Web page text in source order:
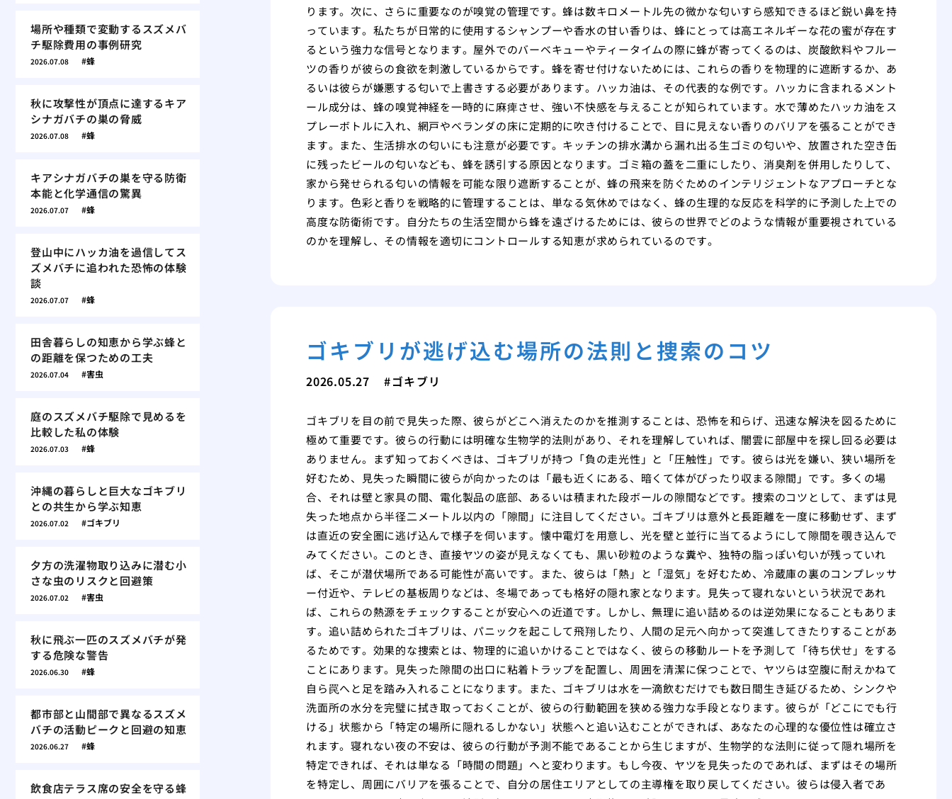
ります。次に、さらに重要なのが嗅覚の管理です。蜂は数キロメートル先の微かな匂いすら感知できるほど鋭い鼻を持
っています。私たちが日常的に使用するシャンプーや香水の甘い香りは、蜂にとっては高エネルギーな花の蜜が存在す
るという強力な信号となります。屋外でのバーベキューやティータイムの際に蜂が寄ってくるのは、炭酸飲料やフルー
ツの香りが彼らの食欲を刺激しているからです。蜂を寄せ付けないためには、これらの香りを物理的に遮断するか、あ
るいは彼らが嫌悪する匂いで上書きする必要があります。ハッカ油は、その代表的な例です。ハッカに含まれるメント
ール成分は、蜂の嗅覚神経を一時的に麻痺させ、強い不快感を与えることが知られています。水で薄めたハッカ油をス
プレーボトルに入れ、網戸やベランダの床に定期的に吹き付けることで、目に見えない香りのバリアを張ることができ
ます。また、生活排水の匂いにも注意が必要です。キッチンの排水溝から漏れ出る生ゴミの匂いや、放置された空き缶
に残ったビールの匂いなども、蜂を誘引する原因となります。ゴミ箱の蓋を二重にしたり、消臭剤を併用したりして、
家から発せられる匂いの情報を可能な限り遮断することが、蜂の飛来を防ぐためのインテリジェントなアプローチとな
ります。色彩と香りを戦略的に管理することは、単なる気休めではなく、蜂の生理的な反応を科学的に予測した上での
高度な防衛術です。自分たちの生活空間から蜂を遠ざけるためには、彼らの世界でどのような情報が重要視されている
のかを理解し、その情報を適切にコントロールする知恵が求められているのです。
ゴキブリが逃げ込む場所の法則と捜索のコツ
2026.05.27 ゴキブリ
ゴキブリを目の前で見失った際、彼らがどこへ消えたのかを推測することは、恐怖を和らげ、迅速な解決を図るために
極めて重要です。彼らの行動には明確な生物学的法則があり、それを理解していれば、闇雲に部屋中を探し回る必要は
ありません。まず知っておくべきは、ゴキブリが持つ「負の走光性」と「圧触性」です。彼らは光を嫌い、狭い場所を
好むため、見失った瞬間に彼らが向かったのは「最も近くにある、暗くて体がぴったり収まる隙間」です。多くの場
合、それは壁と家具の間、電化製品の底部、あるいは積まれた段ボールの隙間などです。捜索のコツとして、まずは見
失った地点から半径二メートル以内の「隙間」に注目してください。ゴキブリは意外と長距離を一度に移動せず、まず
は直近の安全圏に逃げ込んで様子を伺います。懐中電灯を用意し、光を壁と並行に当てるようにして隙間を覗き込んで
みてください。このとき、直接ヤツの姿が見えなくても、黒い砂粒のような糞や、独特の脂っぽい匂いが残っていれ
ば、そこが潜伏場所である可能性が高いです。また、彼らは「熱」と「湿気」を好むため、冷蔵庫の裏のコンプレッサ
ー付近や、テレビの基板周りなどは、冬場であっても格好の隠れ家となります。見失って寝れないという状況であれ
ば、これらの熱源をチェックすることが安心への近道です。しかし、無理に追い詰めるのは逆効果になることもありま
す。追い詰められたゴキブリは、パニックを起こして飛翔したり、人間の足元へ向かって突進してきたりすることがあ
るためです。効果的な捜索とは、物理的に追いかけることではなく、彼らの移動ルートを予測して「待ち伏せ」をする
ことにあります。見失った隙間の出口に粘着トラップを配置し、周囲を清潔に保つことで、ヤツらは空腹に耐えかねて
自ら罠へと足を踏み入れることになります。また、ゴキブリは水を一滴飲むだけでも数日間生き延びるため、シンクや
洗面所の水分を完璧に拭き取っておくことが、彼らの行動範囲を狭める強力な手段となります。彼らが「どこにでも行
ける」状態から「特定の場所に隠れるしかない」状態へと追い込むことができれば、あなたの心理的な優位性は確立さ
れます。寝れない夜の不安は、彼らの行動が予測不能であることから生じますが、生物学的な法則に従って隠れ場所を
特定できれば、それは単なる「時間の問題」へと変わります。もし今夜、ヤツを見失ったのであれば、まずはその場所
を特定し、周囲にバリアを張ることで、自分の居住エリアとしての主導権を取り戻してください。彼らは侵入者であ
場所や種類で変動するスズメバ
チ駆除費用の事例研究
2026.07.08 蜂
秋に攻撃性が頂点に達するキア
シナガバチの巣の脅威
2026.07.08 蜂
キアシナガバチの巣を守る防衛
本能と化学通信の驚異
2026.07.07 蜂
登山中にハッカ油を過信してス
ズメバチに追われた恐怖の体験
談
2026.07.07 蜂
田舎暮らしの知恵から学ぶ蜂と
の距離を保つための工夫
2026.07.04 害虫
庭のスズメバチ駆除で見めるを
比較した私の体験
2026.07.03 蜂
沖縄の暮らしと巨大なゴキブリ
との共生から学ぶ知恵
2026.07.02 ゴキブリ
夕方の洗濯物取り込みに潜む小
さな虫のリスクと回避策
2026.07.02 害虫
秋に飛ぶ一匹のスズメバチが発
する危険な警告
2026.06.30 蜂
都市部と山間部で異なるスズメ
バチの活動ピークと回避の知恵
2026.06.27 蜂
飲食店テラス席の安全を守る蜂